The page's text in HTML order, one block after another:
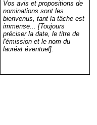
Vos avis et propositions de
nominations sont les
bienvenus, tant la tâche est
immense... [Toujours
préciser la date, le titre de
l'émission et le nom du
lauréat éventuel].